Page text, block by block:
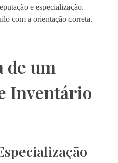
e especialização.
com a orientação correta.
de um
Inventário